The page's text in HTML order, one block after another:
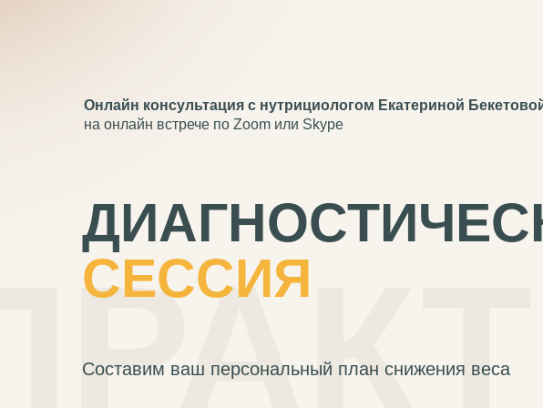
СЕССИЯ
Составим ваш персональный план снижения веса
Онлайн консультация с нутрициологом Екатериной
на онлайн встрече по Zoom или Skype